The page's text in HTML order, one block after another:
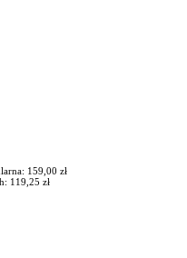
159,00 zł
119,25 zł